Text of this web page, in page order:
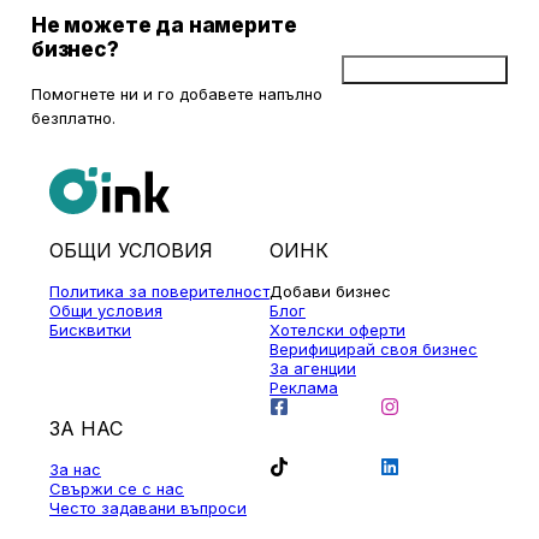
Не можете да намерите
бизнес?
Помогнете ни и го добавете напълно
безплатно.
ОБЩИ УСЛОВИЯ
Политика за поверителност
Общи условия
Бисквитки
ОИНК
Добави бизнес
Блог
Хотелски оферти
Верифицирай своя бизнес
За агенции
Реклама
ЗА НАС
За нас
Свържи се с нас
Често задавани въпроси